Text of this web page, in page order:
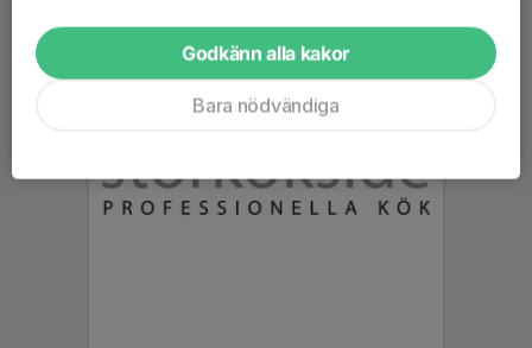
Godkänn alla kakor
Bara nödvändiga